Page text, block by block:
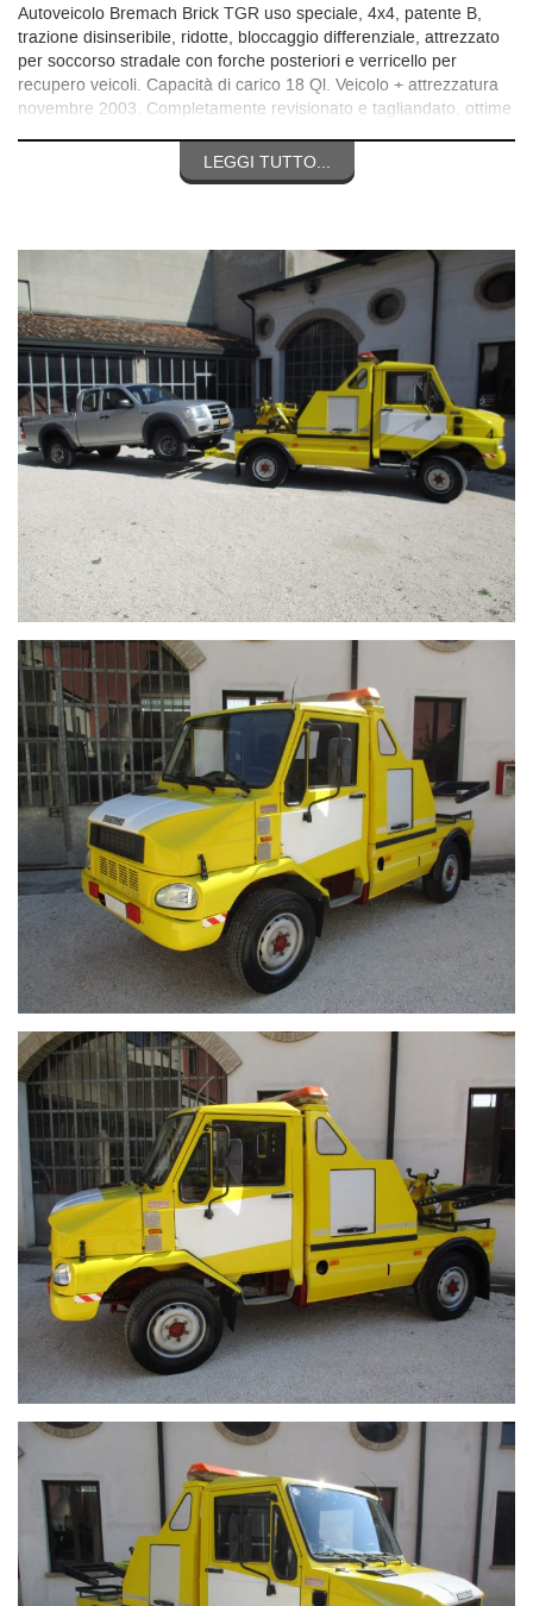
Autoveicolo Bremach Brick TGR uso speciale, 4x4, patente B,
trazione disinseribile, ridotte, bloccaggio differenziale, attrezzato
per soccorso stradale con forche posteriori e verricello per
recupero veicoli. Capacità di carico 18 Ql. Veicolo + attrezzatura
novembre 2003. Completamente revisionato e tagliandato, ottime
informazione chiamare il 3356531771, no mail, no messaggi
LEGGI TUTTO...